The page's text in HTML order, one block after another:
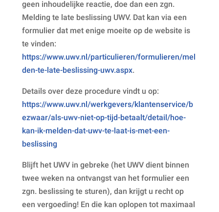
geen inhoudelijke reactie, doe dan een zgn.
Melding te late beslissing UWV. Dat kan via een
formulier dat met enige moeite op de website is
te vinden:
https://www.uwv.nl/particulieren/formulieren/mel
den-te-late-beslissing-uwv.aspx.
Details over deze procedure vindt u op:
https://www.uwv.nl/werkgevers/klantenservice/b
ezwaar/als-uwv-niet-op-tijd-betaalt/detail/hoe-
kan-ik-melden-dat-uwv-te-laat-is-met-een-
beslissing
Blijft het UWV in gebreke (het UWV dient binnen
twee weken na ontvangst van het formulier een
zgn. beslissing te sturen), dan krijgt u recht op
een vergoeding! En die kan oplopen tot maximaal